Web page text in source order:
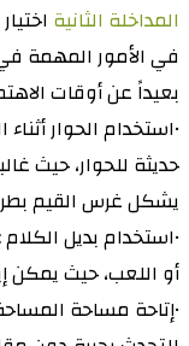
المداخلة الثانية
في الأمور المهمة
بعيداً عن أوقات
•استخدام الحوار
حديثة للحوار، حيث
يشكل غرس القيم
•استخدام بديل
أو اللعب، حيث يمكن
•إتاحة مساحة